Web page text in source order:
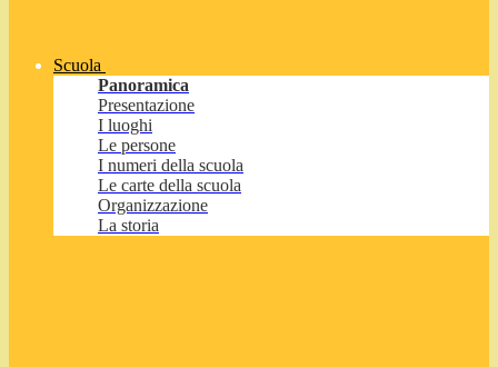
Scuola
Panoramica
Presentazione
I luoghi
Le persone
I numeri della scuola
Le carte della scuola
Organizzazione
La storia